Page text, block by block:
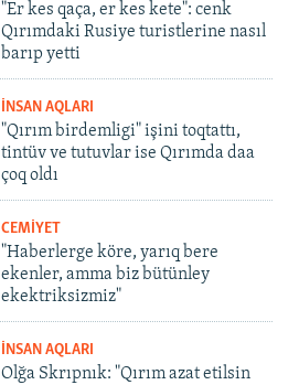
"Er kes qaça, er kes kete": cenk
Qırımdaki Rusiye turistlerine nasıl
barıp yetti
İNSAN AQLARI
"Qırım birdemligi" işini toqtattı,
tintüv ve tutuvlar ise Qırımda daa
çoq oldı
CEMİYET
"Haberlerge köre, yarıq bere
ekenler, amma biz bütünley
ekektriksizmiz"
İNSAN AQLARI
Olğa Skrıpnık: "Qırım azat etilsin